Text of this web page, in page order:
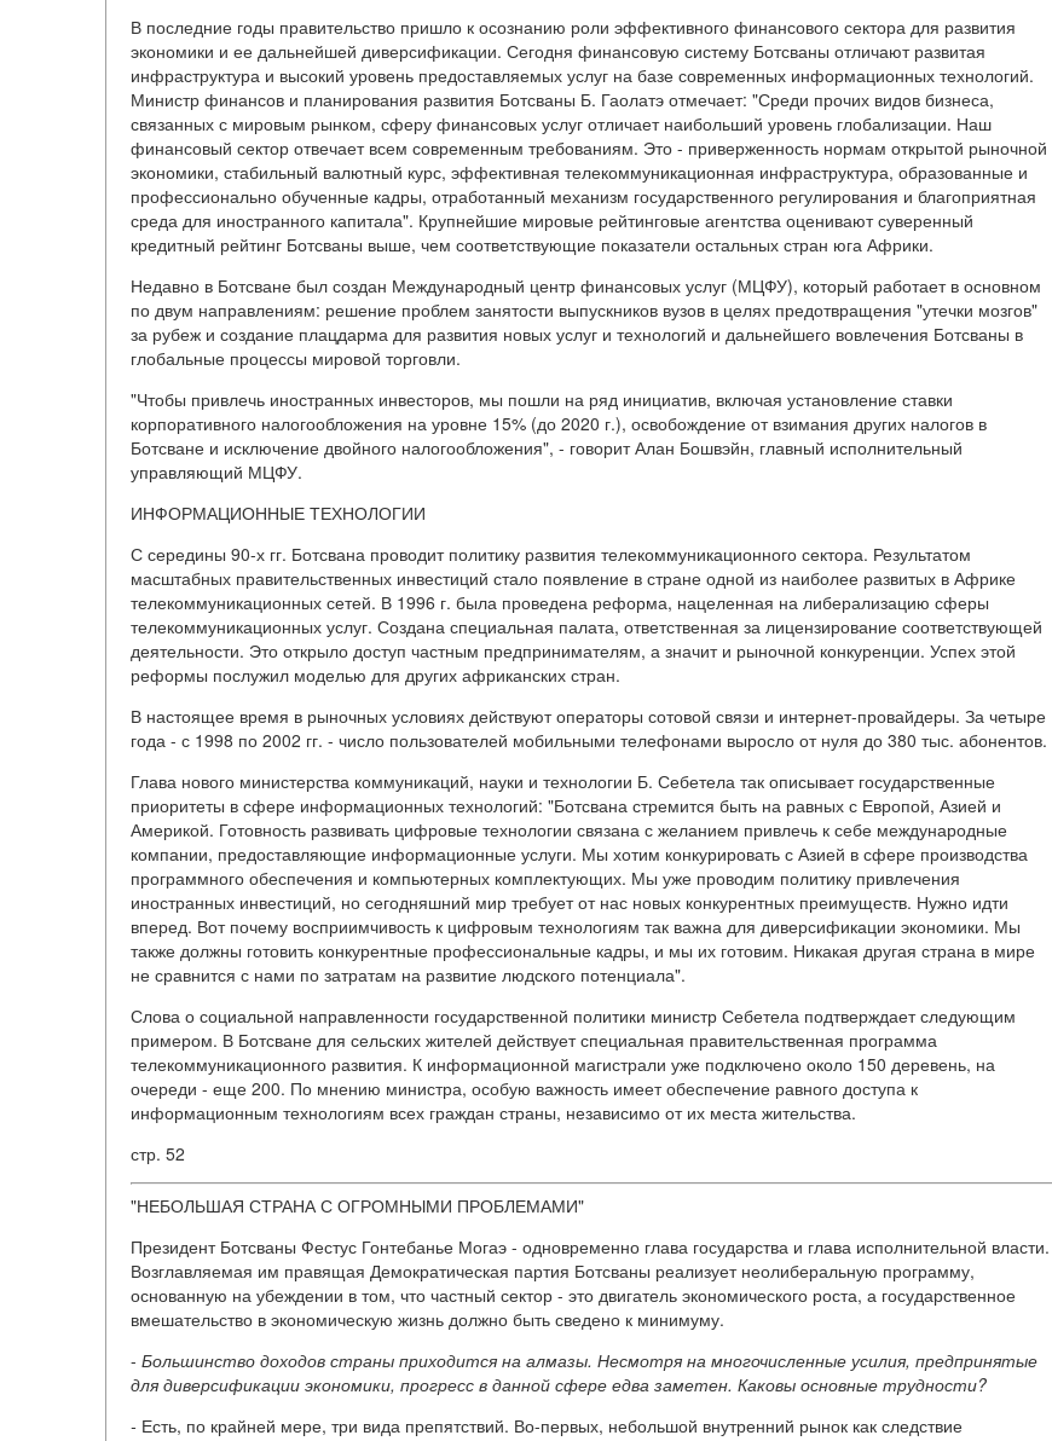
В последние годы правительство пришло к осознанию роли эффективного финансового сектора для развития
экономики и ее дальнейшей диверсификации. Сегодня финансовую систему Ботсваны отличают развитая
инфраструктура и высокий уровень предоставляемых услуг на базе современных информационных технологий.
Министр финансов и планирования развития Ботсваны Б. Гаолатэ отмечает: "Среди прочих видов бизнеса,
связанных с мировым рынком, сферу финансовых услуг отличает наибольший уровень глобализации. Наш
финансовый сектор отвечает всем современным требованиям. Это - приверженность нормам открытой рыночной
экономики, стабильный валютный курс, эффективная телекоммуникационная инфраструктура, образованные и
профессионально обученные кадры, отработанный механизм государственного регулирования и благоприятная
среда для иностранного капитала". Крупнейшие мировые рейтинговые агентства оценивают суверенный
кредитный рейтинг Ботсваны выше, чем соответствующие показатели остальных стран юга Африки.
Недавно в Ботсване был создан Международный центр финансовых услуг (МЦФУ), который работает в основном
по двум направлениям: решение проблем занятости выпускников вузов в целях предотвращения "утечки мозгов"
за рубеж и создание плацдарма для развития новых услуг и технологий и дальнейшего вовлечения Ботсваны в
глобальные процессы мировой торговли.
"Чтобы привлечь иностранных инвесторов, мы пошли на ряд инициатив, включая установление ставки
корпоративного налогообложения на уровне 15% (до 2020 г.), освобождение от взимания других налогов в
Ботсване и исключение двойного налогообложения", - говорит Алан Бошвэйн, главный исполнительный
управляющий МЦФУ.
ИНФОРМАЦИОННЫЕ ТЕХНОЛОГИИ
С середины 90-х гг. Ботсвана проводит политику развития телекоммуникационного сектора. Результатом
масштабных правительственных инвестиций стало появление в стране одной из наиболее развитых в Африке
телекоммуникационных сетей. В 1996 г. была проведена реформа, нацеленная на либерализацию сферы
телекоммуникационных услуг. Создана специальная палата, ответственная за лицензирование соответствующей
деятельности. Это открыло доступ частным предпринимателям, а значит и рыночной конкуренции. Успех этой
реформы послужил моделью для других африканских стран.
В настоящее время в рыночных условиях действуют операторы сотовой связи и интернет-провайдеры. За четыре
года - с 1998 по 2002 гг. - число пользователей мобильными телефонами выросло от нуля до 380 тыс. абонентов.
Глава нового министерства коммуникаций, науки и технологии Б. Себетела так описывает государственные
приоритеты в сфере информационных технологий: "Ботсвана стремится быть на равных с Европой, Азией и
Америкой. Готовность развивать цифровые технологии связана с желанием привлечь к себе международные
компании, предоставляющие информационные услуги. Мы хотим конкурировать с Азией в сфере производства
программного обеспечения и компьютерных комплектующих. Мы уже проводим политику привлечения
иностранных инвестиций, но сегодняшний мир требует от нас новых конкурентных преимуществ. Нужно идти
вперед. Вот почему восприимчивость к цифровым технологиям так важна для диверсификации экономики. Мы
также должны готовить конкурентные профессиональные кадры, и мы их готовим. Никакая другая страна в мире
не сравнится с нами по затратам на развитие людского потенциала".
Слова о социальной направленности государственной политики министр Себетела подтверждает следующим
примером. В Ботсване для сельских жителей действует специальная правительственная программа
телекоммуникационного развития. К информационной магистрали уже подключено около 150 деревень, на
очереди - еще 200. По мнению министра, особую важность имеет обеспечение равного доступа к
информационным технологиям всех граждан страны, независимо от их места жительства.
стр. 52
"НЕБОЛЬШАЯ СТРАНА С ОГРОМНЫМИ ПРОБЛЕМАМИ"
Президент Ботсваны Фестус Гонтебанье Могаэ - одновременно глава государства и глава исполнительной власти.
Возглавляемая им правящая Демократическая партия Ботсваны реализует неолиберальную программу,
основанную на убеждении в том, что частный сектор - это двигатель экономического роста, а государственное
вмешательство в экономическую жизнь должно быть сведено к минимуму.
- Большинство доходов страны приходится на алмазы. Несмотря на многочисленные усилия, предпринятые
для диверсификации экономики, прогресс в данной сфере едва заметен. Каковы основные трудности?
- Есть, по крайней мере, три вида препятствий. Во-первых, небольшой внутренний рынок как следствие